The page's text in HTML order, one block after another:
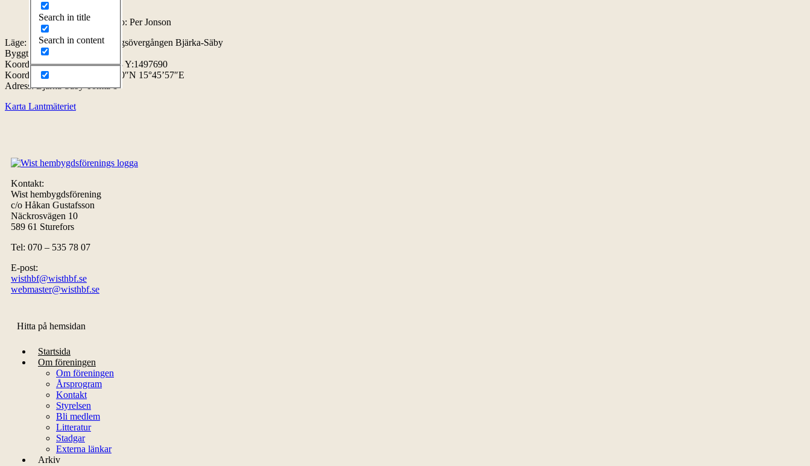
Search in title
Search in content
Tomta, 2024-05-21. Foto: Per Jonson
Läge: ca 1 km öster om järnvägsövergången Bjärka-Säby
Byggt:
Koordinater RT90: X:6460043 Y:1497690
Koordinater WGS84: 58°15’50″N 15°45’57″E
Adress: Bjärka-Säby Tomta 1
Karta Lantmäteriet
Kontakt:
Wist hembygdsförening
c/o Håkan Gustafsson
Näckrosvägen 10
589 61 Sturefors
Tel: 070 – 535 78 07
E-post:
wisthbf@wisthbf.se
webmaster@wisthbf.se
Hitta på hemsidan
Startsida
Om föreningen
Om föreningen
Årsprogram
Kontakt
Styrelsen
Bli medlem
Litteratur
Stadgar
Externa länkar
Arkiv